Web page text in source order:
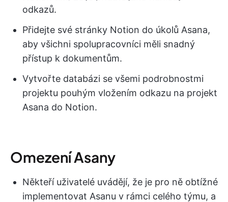
odkazů.
Přidejte své stránky Notion do úkolů Asana,
aby všichni spolupracovníci měli snadný
přístup k dokumentům.
Vytvořte databázi se všemi podrobnostmi
projektu pouhým vložením odkazu na projekt
Asana do Notion.
Omezení Asany
Někteří uživatelé uvádějí, že je pro ně obtížné
implementovat Asanu v rámci celého týmu, a